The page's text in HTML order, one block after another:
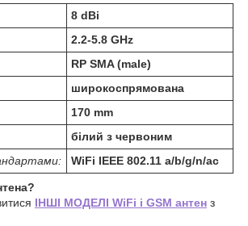
8 dBi
2.2-5.8 GHz
RP SMA (male)
широкоспрямована
170 mm
білий з червоним
WiFi IEEE 802.11 a/b/g/n/ac
ІНШІ МОДЕЛІ WiFi і GSM антен з